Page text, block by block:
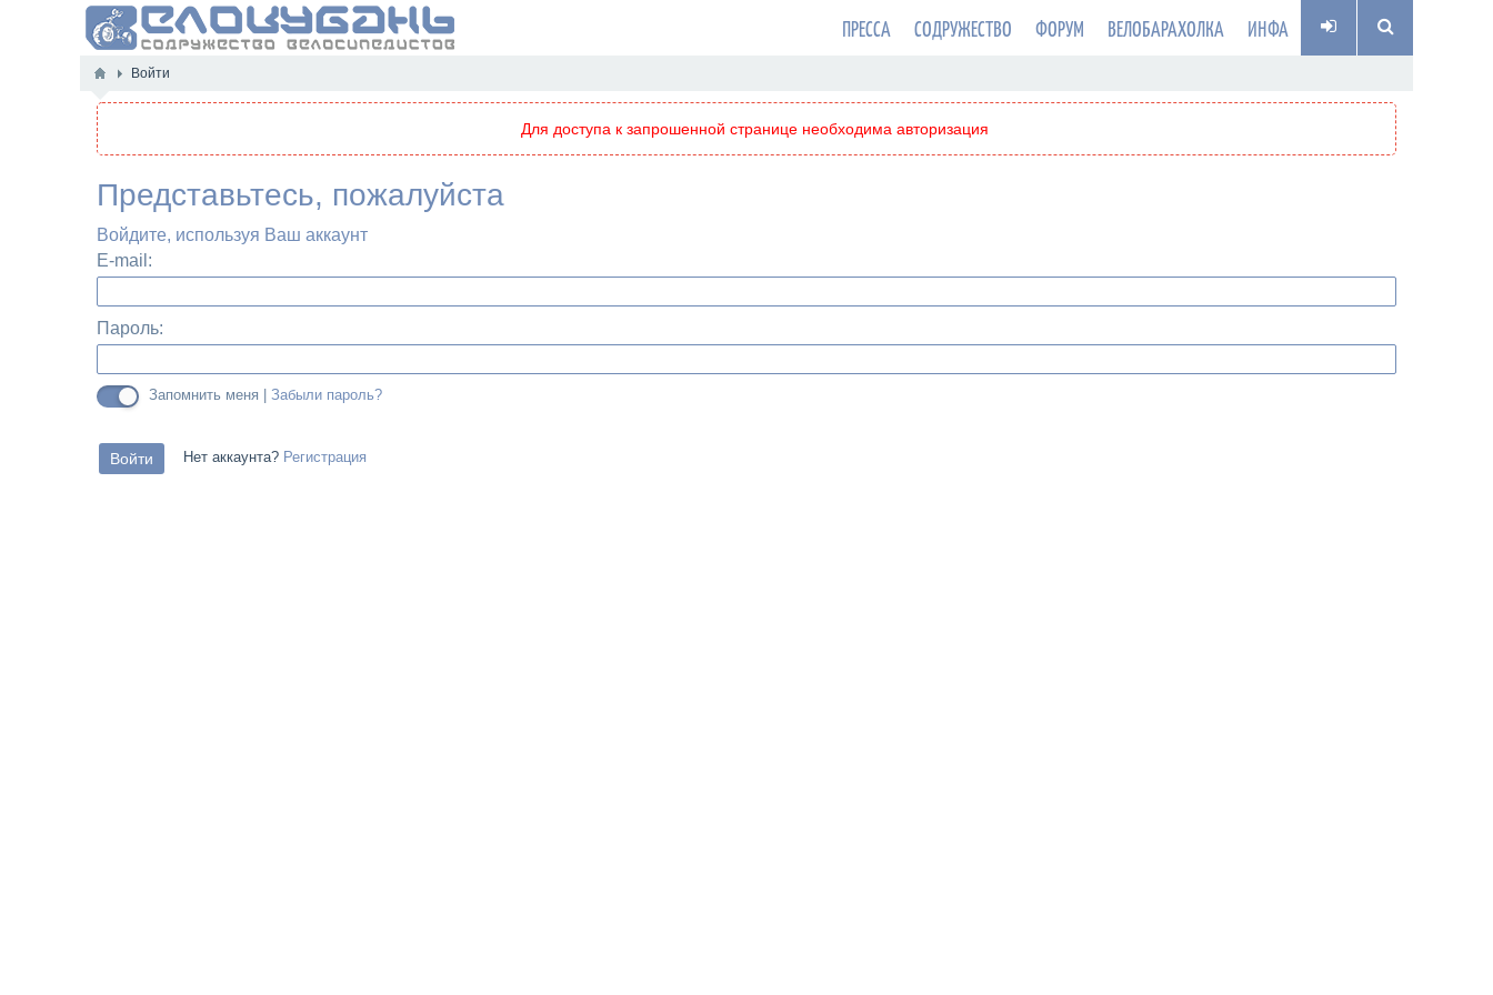
ПРЕССА СОДРУЖЕСТВО ФОРУМ ВЕЛОБАРАХОЛКА ИНФА
Войти
Для доступа к запрошенной странице необходима авторизация
Представьтесь, пожалуйста
Войдите, используя Ваш аккаунт
E-mail:
Пароль:
Запомнить меня | Забыли пароль?
Нет аккаунта? Регистрация